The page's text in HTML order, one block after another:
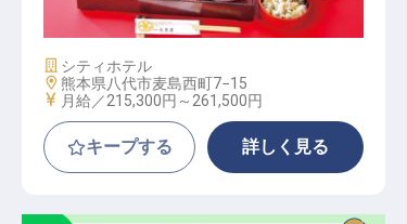
施設業態
シティホテル
勤務地
熊本県八代市麦島西町7−15
給与
月給／215,300円～ 261,500円
キープする 詳しく見る